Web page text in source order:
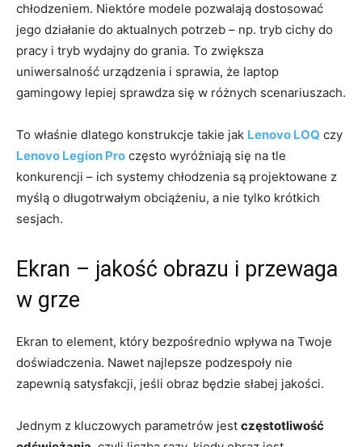
chłodzeniem. Niektóre modele pozwalają dostosować
jego działanie do aktualnych potrzeb – np. tryb cichy do
pracy i tryb wydajny do grania. To zwiększa
uniwersalność urządzenia i sprawia, że laptop
gamingowy lepiej sprawdza się w różnych scenariuszach.
To właśnie dlatego konstrukcje takie jak Lenovo LOQ czy
Lenovo Legion Pro często wyróżniają się na tle
konkurencji – ich systemy chłodzenia są projektowane z
myślą o długotrwałym obciążeniu, a nie tylko krótkich
sesjach.
Ekran – jakość obrazu i przewaga
w grze
Ekran to element, który bezpośrednio wpływa na Twoje
doświadczenia. Nawet najlepsze podzespoły nie
zapewnią satysfakcji, jeśli obraz będzie słabej jakości.
Jednym z kluczowych parametrów jest częstotliwość